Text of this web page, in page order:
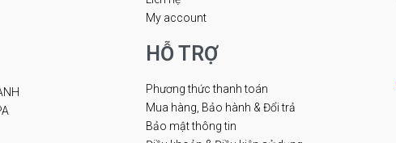
My account
HỖ TRỢ
Phương thức thanh toán
Mua hàng, Bảo hành & Đổi trả
Bảo mật thông tin